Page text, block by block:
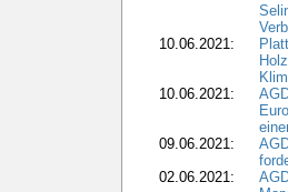
10.06.2021:
10.06.2021:
09.06.2021:
02.06.2021: